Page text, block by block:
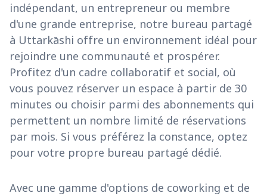
indépendant, un entrepreneur ou membre
d'une grande entreprise, notre bureau partagé
à Uttarkāshi offre un environnement idéal pour
rejoindre une communauté et prospérer.
Profitez d'un cadre collaboratif et social, où
vous pouvez réserver un espace à partir de 30
minutes ou choisir parmi des abonnements qui
permettent un nombre limité de réservations
par mois. Si vous préférez la constance, optez
pour votre propre bureau partagé dédié.
Avec une gamme d'options de coworking et de